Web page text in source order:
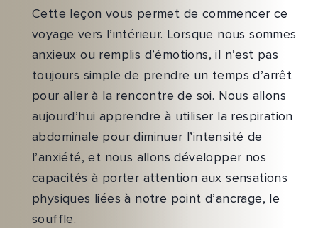
Cette leçon vous permet de commencer ce
voyage vers l’intérieur. Lorsque nous sommes
anxieux ou remplis d’émotions, il n’est pas
toujours simple de prendre un temps d’arrêt
pour aller à la rencontre de soi. Nous allons
aujourd’hui apprendre à utiliser la respiration
abdominale pour diminuer l’intensité de
l’anxiété, et nous allons développer nos
capacités à porter attention aux sensations
physiques liées à notre point d’ancrage, le
souffle.